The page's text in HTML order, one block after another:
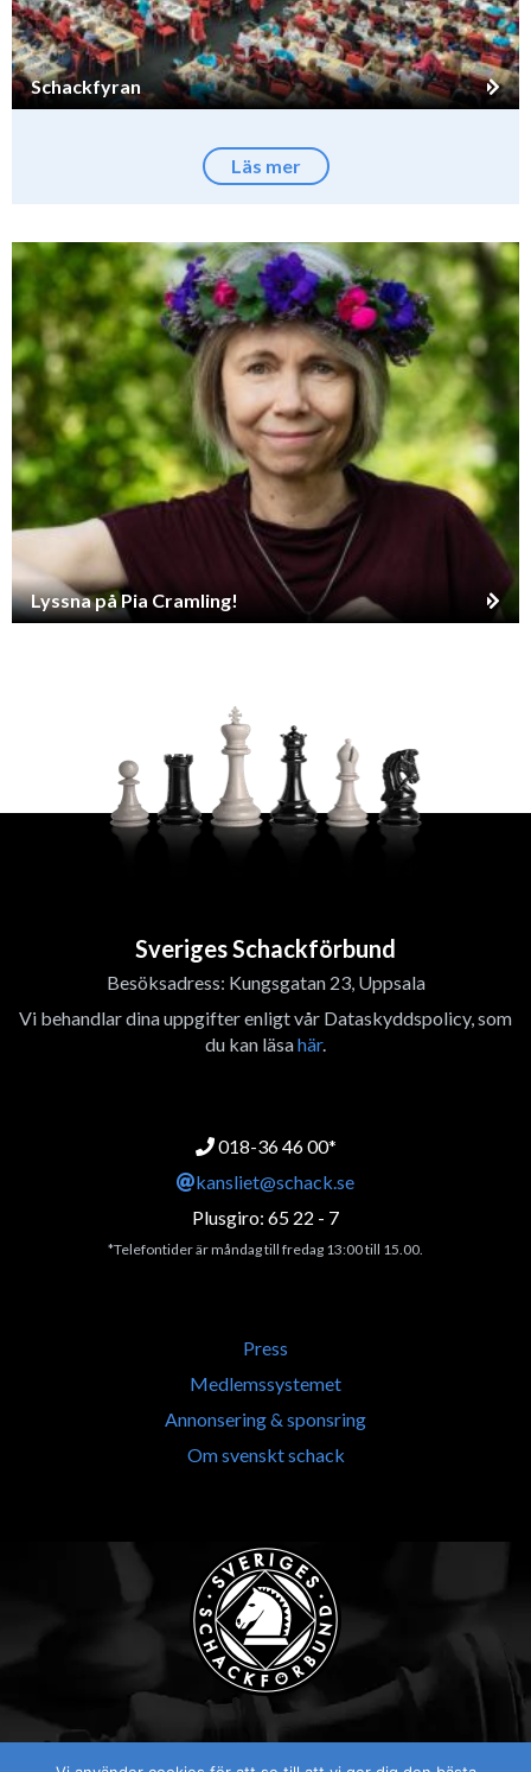
Schackfyran
Läs mer
Lyssna på Pia Cramling!
Sveriges Schackförbund
Besöksadress: Kungsgatan 23, Uppsala
Vi behandlar dina uppgifter enligt vår Dataskyddspolicy, som
du kan läsahär.
018-36 46 00*
kansliet@schack.se
Plusgiro: 65 22 - 7
*Telefontider är måndag till fredag 13:00 till 15.00.
Press
Medlemssystemet
Annonsering & sponsring
Om svenskt schack